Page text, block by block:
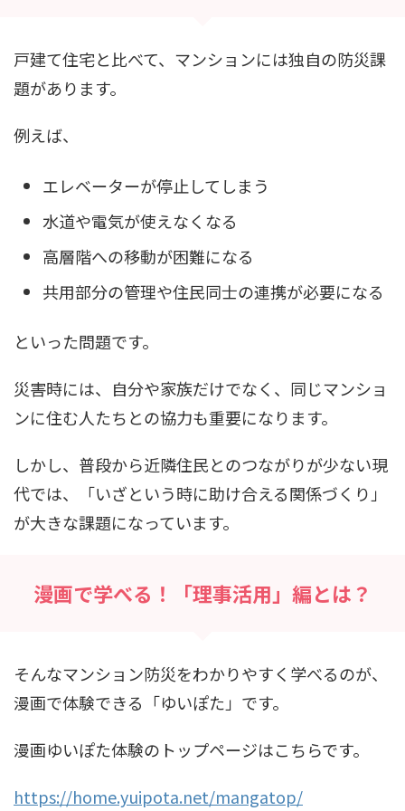
戸建て住宅と比べて、マンションには独自の防災課
題があります。
例えば、
エレベーターが停止してしまう
水道や電気が使えなくなる
高層階への移動が困難になる
共用部分の管理や住民同士の連携が必要になる
といった問題です。
災害時には、自分や家族だけでなく、同じマンショ
ンに住む人たちとの協力も重要になります。
しかし、普段から近隣住民とのつながりが少ない現
代では、「いざという時に助け合える関係づくり」
が大きな課題になっています。
漫画で学べる！「理事活用」編とは？
そんなマンション防災をわかりやすく学べるのが、
漫画で体験できる「ゆいぽた」です。
漫画ゆいぽた体験のトップページはこちらです。
https://home.yuipota.net/mangatop/